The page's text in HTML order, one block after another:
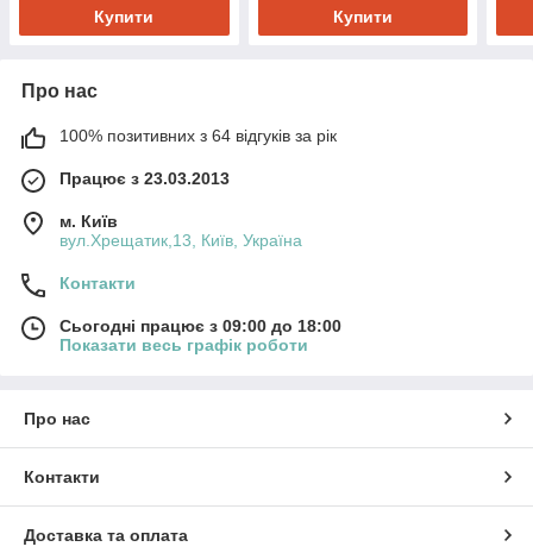
Купити Купити
Про нас
100% позитивних з 64 відгуків за рік
Працює з 23.03.2013
м. Київ
вул.Хрещатик,13, Київ, Україна
Контакти
Сьогодні працює з 09:00 до 18:00
Показати весь графік роботи
Про нас
Контакти
Доставка та оплата